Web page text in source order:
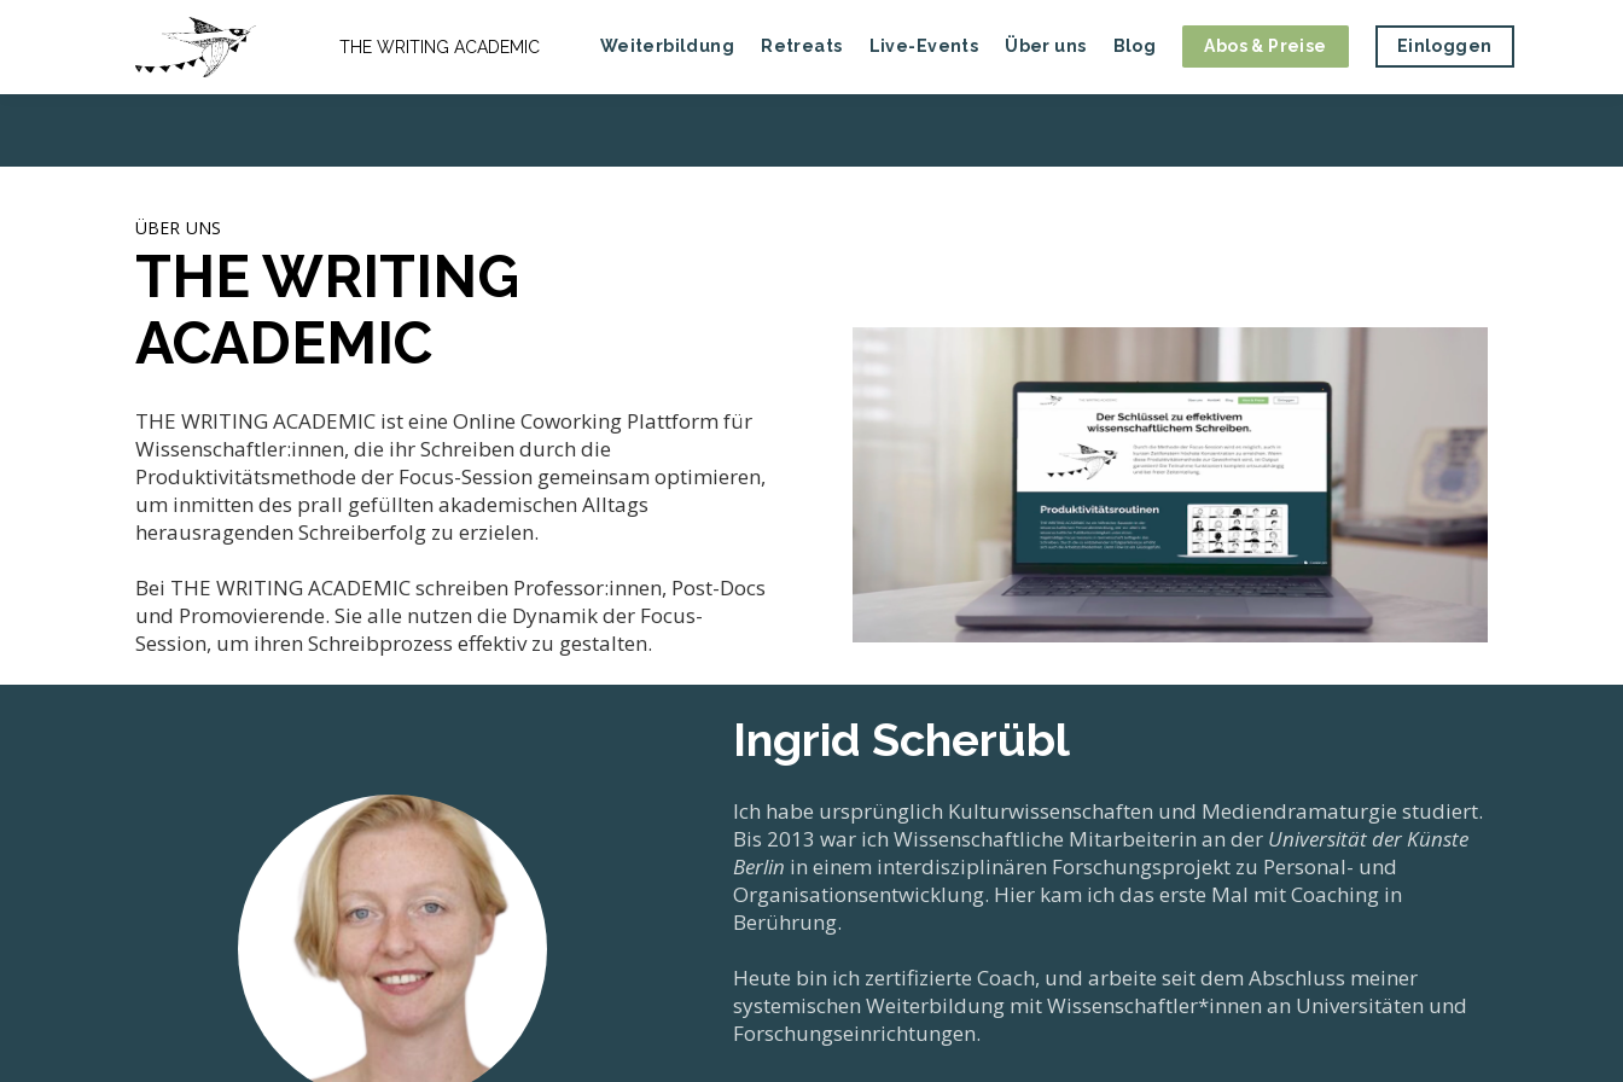
THE WRITING ACADEMIC Weiterbildung Retreats Live-Events Über uns Blog Abos & Preise Einloggen
ÜBER UNS
THE WRITING
ACADEMIC
THE WRITING ACADEMIC ist eine Online Coworking Plattform für
Wissenschaftler:innen, die ihr Schreiben durch die
Produktivitätsmethode der Focus-Session gemeinsam optimieren,
um inmitten des prall gefüllten akademischen Alltags
herausragenden Schreiberfolg zu erzielen.
Bei THE WRITING ACADEMIC schreiben Professor:innen, Post-Docs
und Promovierende. Sie alle nutzen die Dynamik der Focus-
Session, um ihren Schreibprozess effektiv zu gestalten.
Ingrid Scherübl
Ich habe ursprünglich Kulturwissenschaften und Mediendramaturgie studiert.
Bis 2013 war ich Wissenschaftliche Mitarbeiterin an der Universität der Künste
Berlin in einem interdisziplinären Forschungsprojekt zu Personal- und
Organisationsentwicklung. Hier kam ich das erste Mal mit Coaching in
Berührung.
Heute bin ich zertifizierte Coach, und arbeite seit dem Abschluss meiner
systemischen Weiterbildung mit Wissenschaftler*innen an Universitäten und
Forschungseinrichtungen.